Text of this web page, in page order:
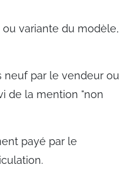
variante du modèle,
neuf par le vendeur ou
de la mention "non
payé par le